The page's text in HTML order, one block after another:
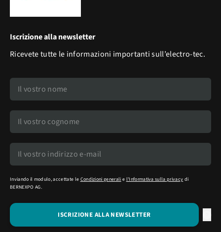
Iscrizione alla newsletter
Ricevete tutte le informazioni importanti sull’electro-tec.
Inviando il modulo, accettate le Condizioni generali e l'Informativa sulla privacy di
BERNEXPO AG.